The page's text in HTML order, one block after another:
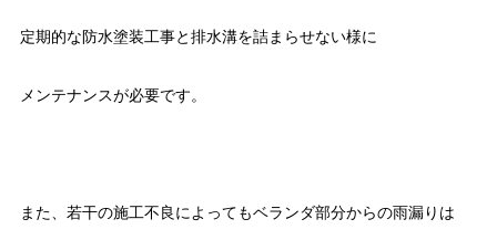
定期的な防水塗装工事と排水溝を詰まらせない様に
メンテナンスが必要です。
また、若干の施工不良によってもベランダ部分からの雨漏りは